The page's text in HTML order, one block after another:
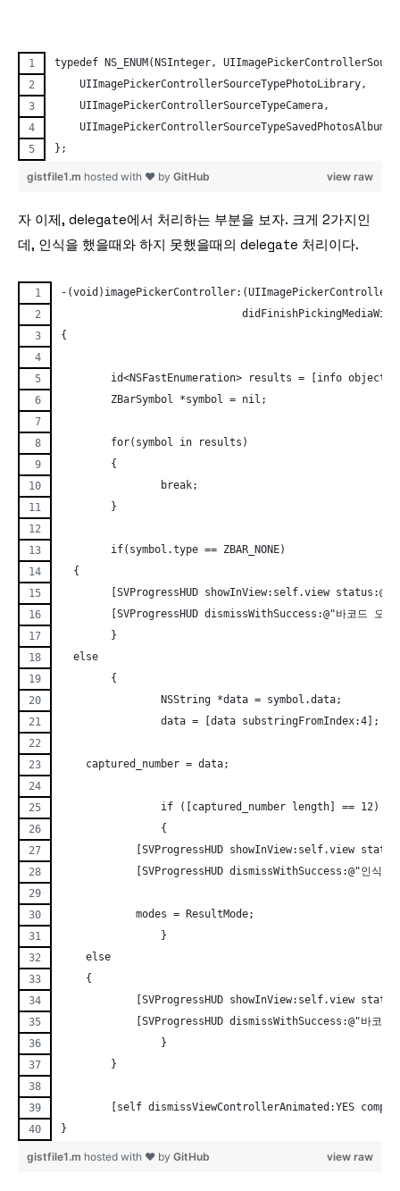
typedef NS_ENUM(NSInteger,
    UIImagePickerControllerSourceTypePhotoLibrary,
    UIImagePickerControllerSourceTypeCamera,
    UIImagePickerControllerSourceTypeSavedPhotosAlbum
};
view raw
gistfile1.m hosted with ❤ by GitHub
자 이제, delegate에서 처리하는 부분을 보자. 크게 2가지인
데, 인식을 했을때와 하지 못했을때의 delegate 처리이다.
-
{
id<NSFastEnumeration> results = [info
	ZBarSymbol *symbol = nil;
	for(symbol in results)
	{
		break;
	}
	if(symbol.type == ZBAR_NONE)
  {
[SVProgressHUD showInView:self.view status:@"
[SVProgressHUD dismissWithSuccess:@"바코드 오
	}
  else
	{
		NSString *data = symbol.data;
		data = [data substringFromIndex:4];
    captured_number = data;
		if ([captured_number length] == 12)
		{
[SVProgressHUD showInView:self.view
[SVProgressHUD dismissWithSuccess:@"인식성
            modes = ResultMode;
		}
    else
    {
[SVProgressHUD showInView:self.view
[SVProgressHUD dismissWithSuccess:@"바코드
		}
	}
[self dismissViewControllerAnimated:YES
}
view raw
gistfile1.m hosted with ❤ by GitHub